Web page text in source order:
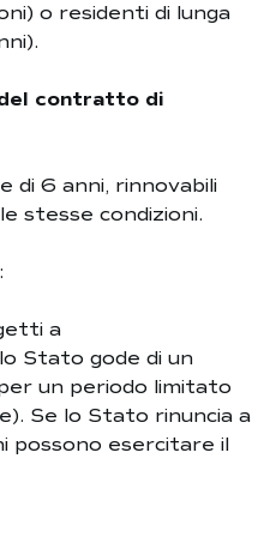
o residenti di lunga
contratto di
di 6 anni, rinnovabili
stesse condizioni.
:
a
Stato gode di un
un periodo limitato
Se lo Stato rinuncia a
possono esercitare il